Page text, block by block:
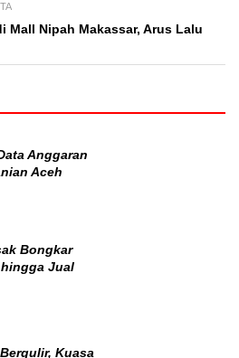
Mall Nipah Makassar, Arus Lalu
Anggaran
Aceh
Bongkar
Jual
Kuasa